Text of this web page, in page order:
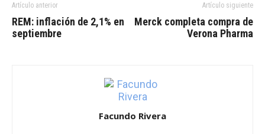
Artículo anterior
REM: inflación de 2,1% en
septiembre
Artículo siguiente
Merck completa compra de
Verona Pharma
Facundo Rivera